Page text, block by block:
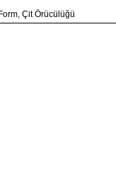
Çit Örücülüğü